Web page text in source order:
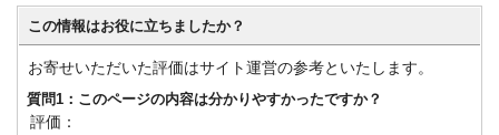
この情報はお役に立ちましたか？
お寄せいただいた評価はサイト運営の参考といたします。
質問1：このページの内容は分かりやすかったですか？
評価：